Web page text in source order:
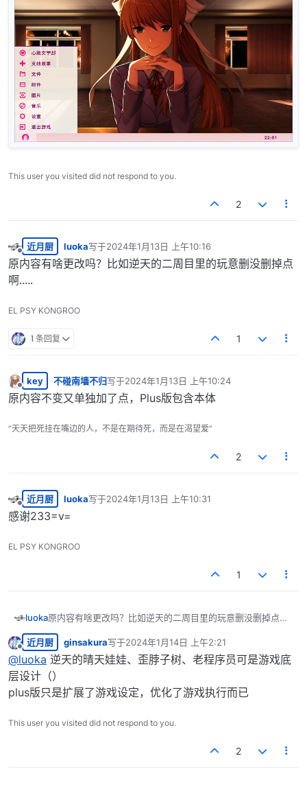
This user you visited did not respond to you.
2
离线
近月厨 luoka写于2024年1月13日 上午10:16
最后由 编辑
原内容有啥更改吗？比如逆天的二周目里的玩意删没删掉点
啊.....
EL PSY KONGROO
1 条回复 1
离线
key 不碰南墙不归写于2024年1月13日 上午10:24
最后由 编辑
原内容不变又单独加了点，Plus版包含本体
“天天把死挂在嘴边的人，不是在期待死，而是在渴望爱”
2
离线
近月厨 luoka写于2024年1月13日 上午10:31
最后由 编辑
感谢233=v=
EL PSY KONGROO
1
luoka原内容有啥更改吗？比如逆天的二周目里的玩意删没删掉点
离线
近月厨 ginsakura写于2024年1月14日 上午2:21
最后由 编辑
@luoka 逆天的晴天娃娃、歪脖子树、老程序员可是游戏底
层设计（）
plus版只是扩展了游戏设定，优化了游戏执行而已
This user you visited did not respond to you.
2